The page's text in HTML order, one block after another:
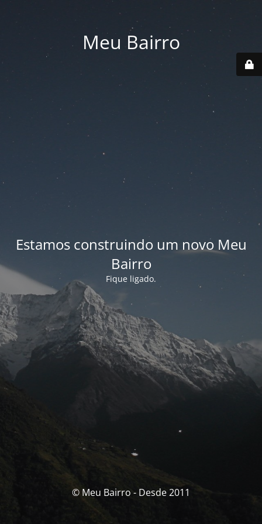
Meu Bairro
Estamos construindo um novo Meu
Bairro
Fique ligado.
© Meu Bairro - Desde 2011